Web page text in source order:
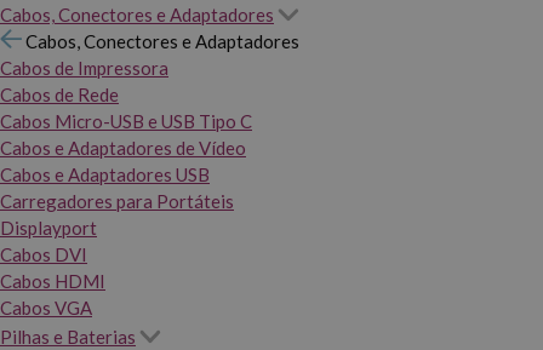
Cabos, Conectores e Adaptadores
Cabos, Conectores e Adaptadores
Cabos de Impressora
Cabos de Rede
Cabos Micro-USB e USB Tipo C
Cabos e Adaptadores de Vídeo
Cabos e Adaptadores USB
Carregadores para Portáteis
Displayport
Cabos DVI
Cabos HDMI
Cabos VGA
Pilhas e Baterias